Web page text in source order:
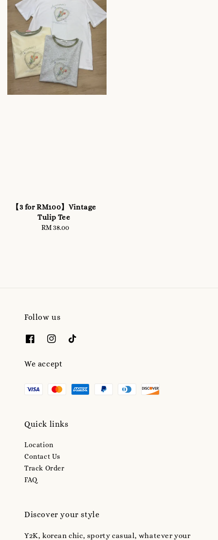
【3 for RM100】Vintage
Tulip Tee
Regular
RM 38.00
Follow us
We accept
Quick links
Location
Contact Us
Track Order
FAQ
Discover your style
Y2K, korean chic, sporty casual, whatever your